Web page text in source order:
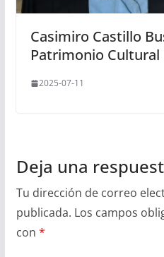
Casimiro Castillo
Patrimonio Cultural
2025-07-11
Deja una
Tu dirección de correo
publicada. Los campos
con *